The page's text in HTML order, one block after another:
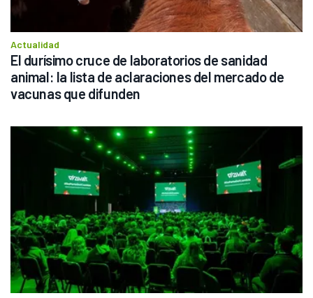
Actualidad
El durísimo cruce de laboratorios de sanidad
animal: la lista de aclaraciones del mercado de
vacunas que difunden